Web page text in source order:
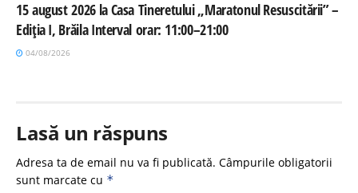
15 august 2026 la Casa Tineretului „Maratonul Resuscitării” –
Ediția I, Brăila Interval orar: 11:00–21:00
04/08/2026
Lasă un răspuns
Adresa ta de email nu va fi publicată. Câmpurile obligatorii
sunt marcate cu *